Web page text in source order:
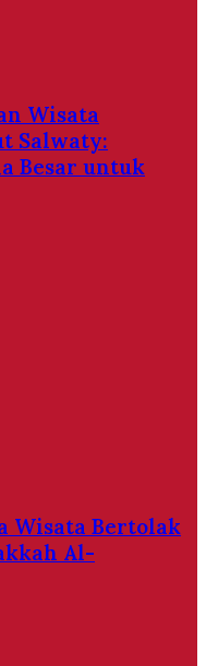
Wisata
Salwaty:
Besar untuk
Wisata Bertolak
Al-